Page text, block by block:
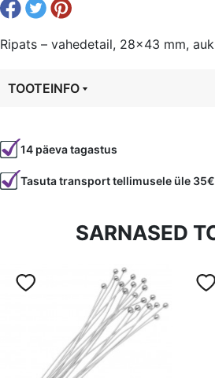
Ripats – vahedetail, 28×43 mm,
TOOTEINFO
14 päeva tagastus
Tasuta transport tellimusele üle 35€
SARNASED